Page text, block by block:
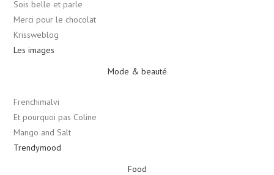
Sois belle et parle
Merci pour le chocolat
Krissweblog
Les images
Mode & beauté
Frenchimalvi
Et pourquoi pas Coline
Mango and Salt
Trendymood
Food